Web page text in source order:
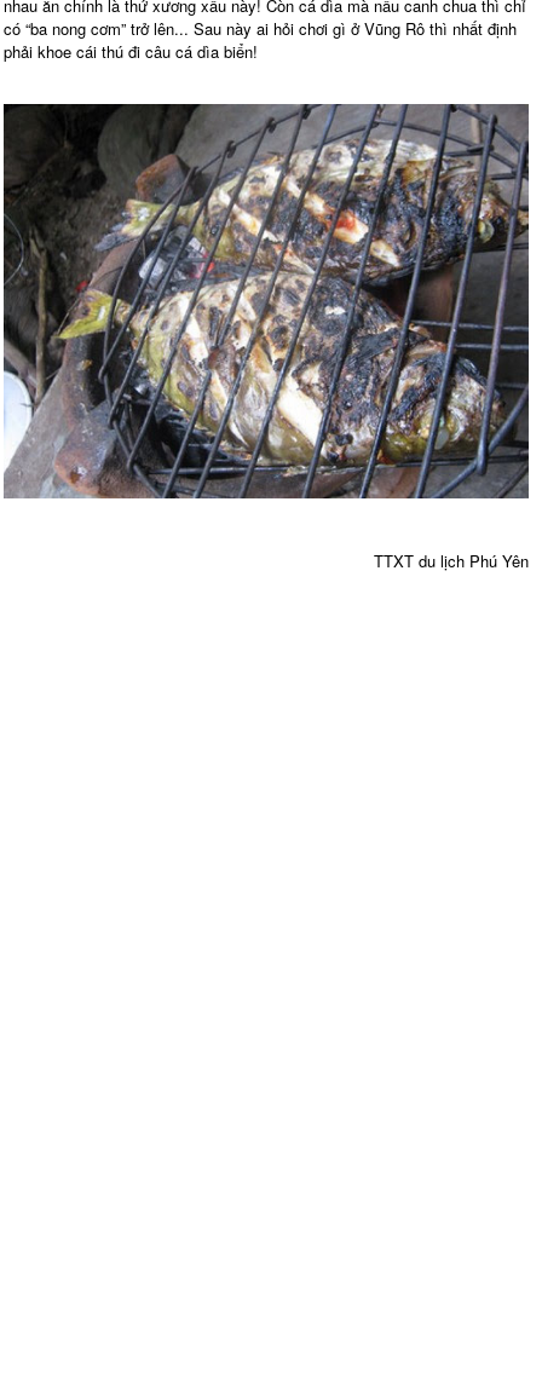
nhau ăn chính là thứ xương xẩu này! Còn cá dìa mà nấu canh chua thì chỉ
có “ba nong cơm” trở lên... Sau này ai hỏi chơi gì ở Vũng Rô thì nhất định
phải khoe cái thú đi câu cá dìa biển!
TTXT du lịch Phú Yên